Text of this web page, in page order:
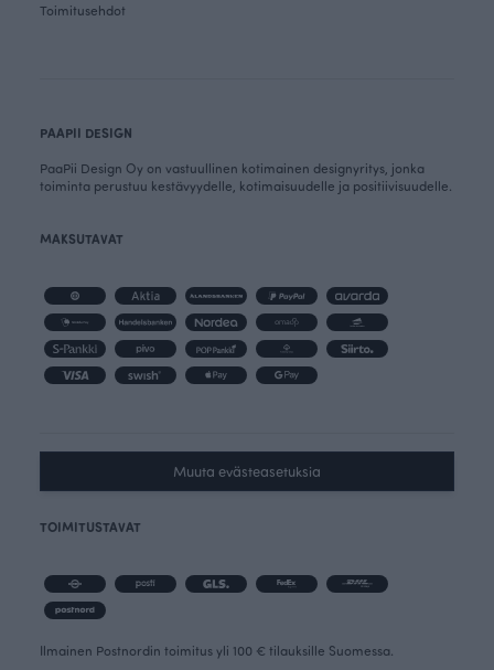
Toimitusehdot
PAAPII DESIGN
PaaPii Design Oy on vastuullinen kotimainen designyritys, jonka
toiminta perustuu kestävyydelle, kotimaisuudelle ja positiivisuudelle.
MAKSUTAVAT
Muuta evästeasetuksia
TOIMITUSTAVAT
Ilmainen Postnordin toimitus yli 100 € tilauksille Suomessa.